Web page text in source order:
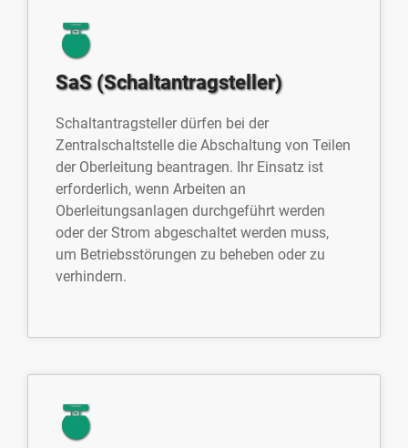
SaS (Schaltantragsteller)
Schaltantragsteller dürfen bei der
Zentralschaltstelle die Abschaltung von Teilen
der Oberleitung beantragen. Ihr Einsatz ist
erforderlich, wenn Arbeiten an
Oberleitungsanlagen durchgeführt werden
oder der Strom abgeschaltet werden muss,
um Betriebsstörungen zu beheben oder zu
verhindern.